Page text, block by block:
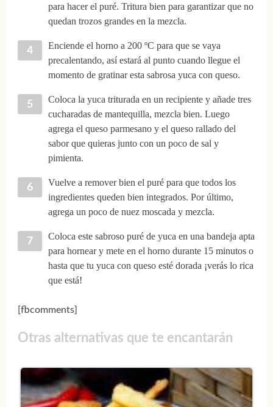
para hacer el puré. Tritura bien para garantizar que no
quedan trozos grandes en la mezcla.
Enciende el horno a 200 ºC para que se vaya
precalentando, así estará al punto cuando llegue el
momento de gratinar esta sabrosa yuca con queso.
Coloca la yuca triturada en un recipiente y añade tres
cucharadas de mantequilla, mezcla bien. Luego
agrega el queso parmesano y el queso rallado del
sabor que quieras junto con un poco de sal y
pimienta.
Vuelve a remover bien el puré para que todos los
ingredientes queden bien integrados. Por último,
agrega un poco de nuez moscada y mezcla.
Coloca este sabroso puré de yuca en una bandeja apta
para hornear y mete en el horno durante 15 minutos o
hasta que tu yuca con queso esté dorada ¡verás lo rica
que está!
[fbcomments]
Otras alternativas que te encantarán